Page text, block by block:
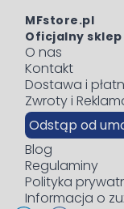
MFstore.pl
Oficjalny
O nas
Kontakt
Dostawa i
Zwroty i
Odstąp od
Blog
Regulaminy
Polityka
Informacja o